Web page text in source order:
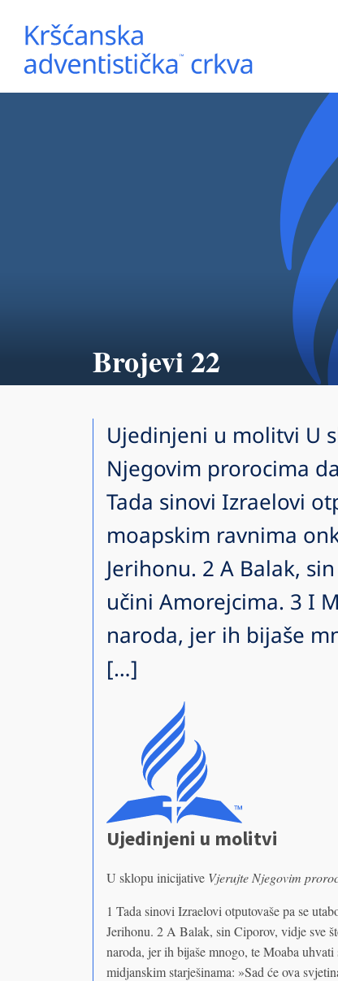
Brojevi 22
Ujedinjeni u molitvi U
Njegovim prorocima
Tada sinovi Izraelovi
moapskim ravnima
Jerihonu. 2 A Balak,
učini Amorejcima. 3 I
naroda, jer ih bijaše
[…]
Ujedinjeni u molitvi
U sklopu inicijative Vjerujte Njegovim
1 Tada sinovi Izraelovi otputovaše pa se
Jerihonu. 2 A Balak, sin Ciporov, vidje sve
naroda, jer ih bijaše mnogo, te Moaba
midjanskim starješinama: »Sad će ova